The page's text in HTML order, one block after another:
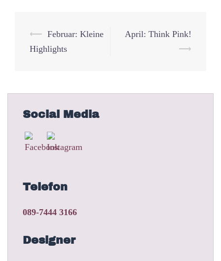
Beitrags-
Navigation
⟵ Februar: Kleine
Highlights
April: Think Pink!
⟶
Social Media
Telefon
089-7444 3166
Designer